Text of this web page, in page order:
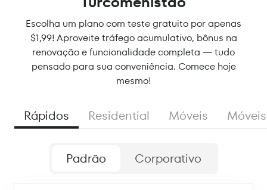
Escolha um plano com teste gratuito por apenas
$1,99! Aproveite tráfego acumulativo, bônus na
renovação e funcionalidade completa — tudo
pensado para sua conveniência. Comece hoje
mesmo!
Rápidos Residential Móveis
Padrão Corporativo